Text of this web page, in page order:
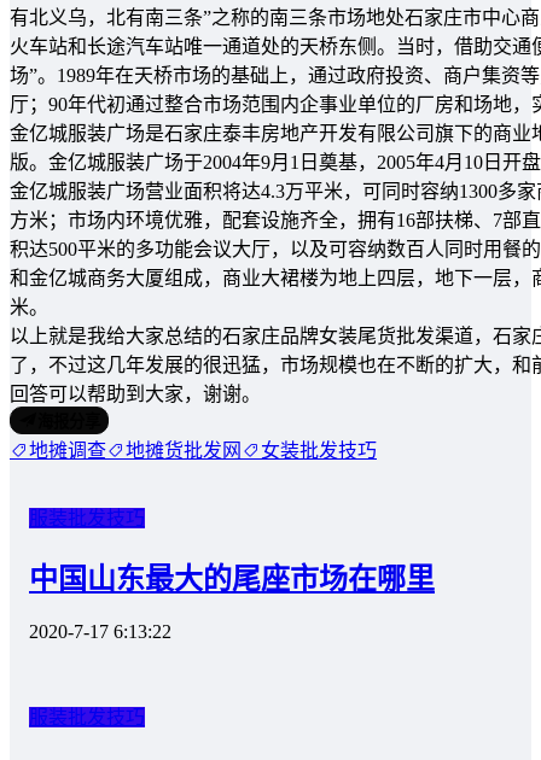
有北义乌，北有南三条”之称的南三条市场地处石家庄市中心
火车站和长途汽车站唯一通道处的天桥东侧。当时，借助交
场”。1989年在天桥市场的基础上，通过政府投资、商户集资
厅；90年代初通过整合市场范围内企事业单位的厂房和场地
金亿城服装广场是石家庄泰丰房地产开发有限公司旗下的商
版。金亿城服装广场于2004年9月1日奠基，2005年4月10日开
金亿城服装广场营业面积将达4.3万平米，可同时容纳1300多
方米；市场内环境优雅，配套设施齐全，拥有16部扶梯、7部
积达500平米的多功能会议大厅，以及可容纳数百人同时用餐
和金亿城商务大厦组成，商业大裙楼为地上四层，地下一层
米。
以上就是我给大家总结的石家庄品牌女装尾货批发渠道，石
了，不过这几年发展的很迅猛，市场规模也在不断的扩大，
回答可以帮助到大家，谢谢。
地摊调查 地摊货批发网 女装批发技巧
服装批发技巧
中国山东最大的尾座市场在哪里
2020-7-17 6:13:22
服装批发技巧